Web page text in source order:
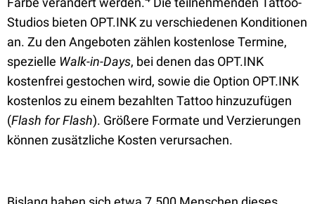
Studios bieten OPT.INK zu verschiedenen Konditionen
an. Zu den Angeboten zählen kostenlose Termine,
spezielle Walk-in-Days, bei denen das OPT.INK
kostenfrei gestochen wird, sowie die Option OPT.INK
kostenlos zu einem bezahlten Tattoo hinzuzufügen
(Flash for Flash). Größere Formate und Verzierungen
können zusätzliche Kosten verursachen.